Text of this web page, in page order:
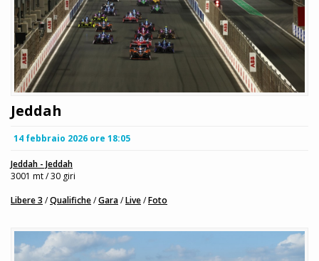
Jeddah
14 febbraio 2026 ore 18:05
Jeddah - Jeddah
3001 mt / 30 giri
Libere 3 /Qualifiche/Gara/Live/Foto